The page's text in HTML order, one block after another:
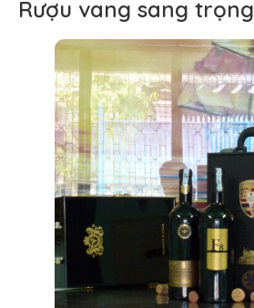
Rượu vang sang trọng